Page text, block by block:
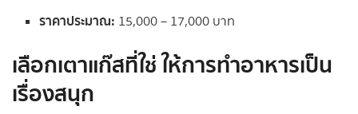
ราคาประมาณ: 15,000 – 17,000 บาท
เลือกเตาแก๊สที่ใช่ ให้การทำอาหารเป็น
เรื่องสนุก